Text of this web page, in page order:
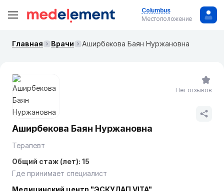
Columbus
Местоположение
Главная Врачи Аширбекова Баян Нуржановна
Аширбекова Баян Нуржановна
Терапевт
Общий стаж (лет): 15
Где принимает специалист
Медицинский центр "ЭСКУЛАП VITA"
Нет отзывов